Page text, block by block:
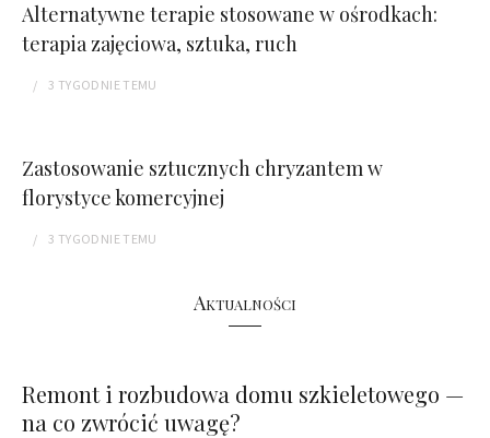
Alternatywne terapie stosowane w ośrodkach:
terapia zajęciowa, sztuka, ruch
3 TYGODNIETEMU
Zastosowanie sztucznych chryzantem w
florystyce komercyjnej
3 TYGODNIETEMU
Aktualności
Remont i rozbudowa domu szkieletowego —
na co zwrócić uwagę?